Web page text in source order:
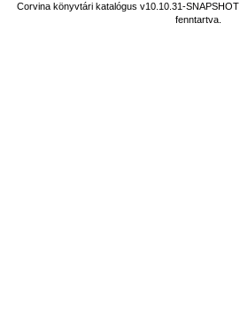
Corvina könyvtári katalógus v10.10.31-SNAPSHOT
fenntartva.